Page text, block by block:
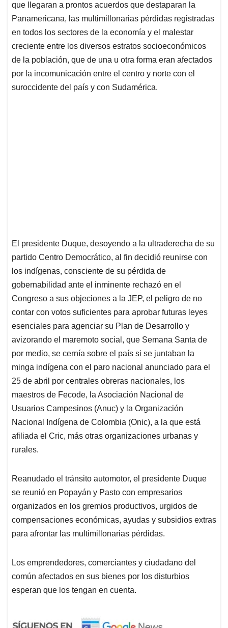
que llegaran a prontos acuerdos que destaparan la
Panamericana, las multimillonarias pérdidas registradas
en todos los sectores de la economía y el malestar
creciente entre los diversos estratos socioeconómicos
de la población, que de una u otra forma eran afectados
por la incomunicación entre el centro y norte con el
suroccidente del país y con Sudamérica.
El presidente Duque, desoyendo a la ultraderecha de su
partido Centro Democrático, al fin decidió reunirse con
los indígenas, consciente de su pérdida de
gobernabilidad ante el inminente rechazó en el
Congreso a sus objeciones a la JEP, el peligro de no
contar con votos suficientes para aprobar futuras leyes
esenciales para agenciar su Plan de Desarrollo y
avizorando el maremoto social, que Semana Santa de
por medio, se cernía sobre el país si se juntaban la
minga indígena con el paro nacional anunciado para el
25 de abril por centrales obreras nacionales, los
maestros de Fecode, la Asociación Nacional de
Usuarios Campesinos (Anuc) y la Organización
Nacional Indígena de Colombia (Onic), a la que está
afiliada el Cric, más otras organizaciones urbanas y
rurales.
Reanudado el tránsito automotor, el presidente Duque
se reunió en Popayán y Pasto con empresarios
organizados en los gremios productivos, urgidos de
compensaciones económicas, ayudas y subsidios extras
para afrontar las multimillonarias pérdidas.
Los emprendedores, comerciantes y ciudadano del
común afectados en sus bienes por los disturbios
esperan que los tengan en cuenta.